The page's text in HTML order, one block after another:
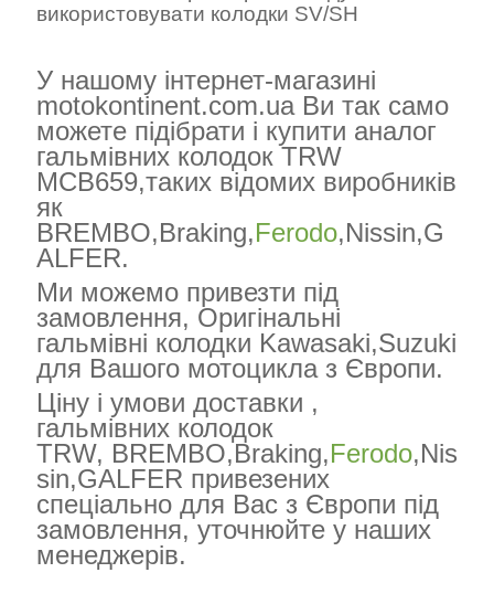
використовувати колодки SV/SH
У нашому інтернет-магазині
motokontinent.com.ua Ви так само
можете підібрати і купити аналог
гальмівних колодок TRW
MCB659,таких відомих виробників
як
BREMBO,Braking,Ferodo,Nissin,G
ALFER.
Ми можемо привезти під
замовлення, Оригінальні
гальмівні колодки Kawasaki,Suzuki
для Вашого мотоцикла з Європи.
Ціну і умови доставки ,
гальмівних колодок
TRW, BREMBO,Braking,Ferodo,Nis
sin,GALFER привезених
спеціально для Вас з Європи під
замовлення, уточнюйте у наших
менеджерів.